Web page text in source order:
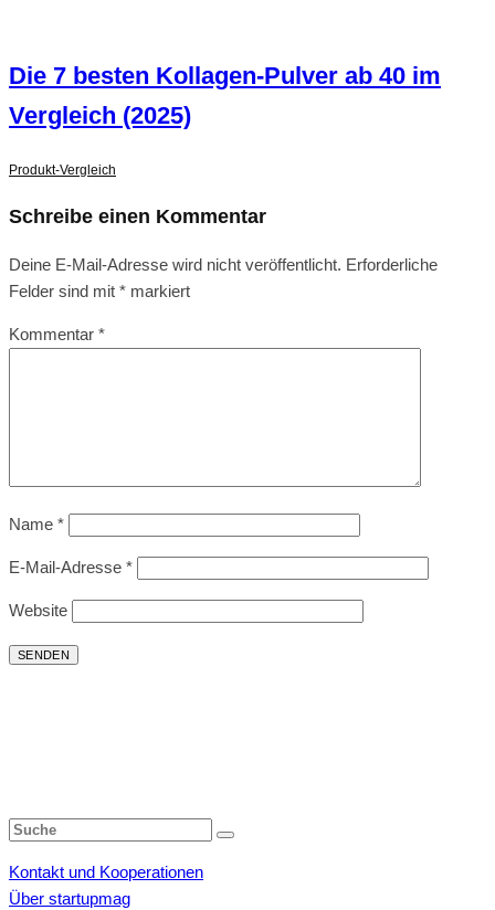
Die 7 besten Kollagen-Pulver ab 40 im
Vergleich (2025)
Produkt-Vergleich
Schreibe einen Kommentar
Deine E-Mail-Adresse wird nicht veröffentlicht. Erforderliche
Felder sind mit * markiert
Kommentar *
Name *
E-Mail-Adresse *
Website
Kontakt und Kooperationen
Über startupmag